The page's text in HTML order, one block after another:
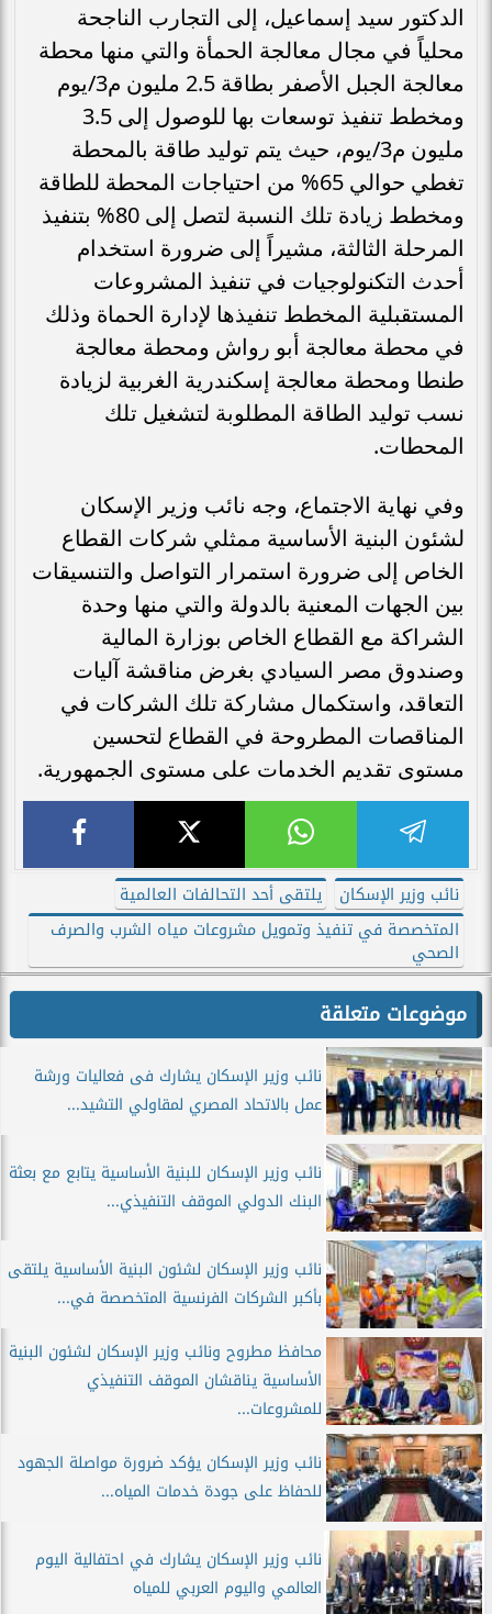
الدكتور سيد إسماعيل، إلى التجارب الناجحة
محلياً في مجال معالجة الحمأة والتي منها محطة
معالجة الجبل الأصفر بطاقة 2.5 مليون م3/يوم
ومخطط تنفيذ توسعات بها للوصول إلى 3.5
مليون م3/يوم، حيث يتم توليد طاقة بالمحطة
تغطي حوالي 65% من احتياجات المحطة للطاقة
ومخطط زيادة تلك النسبة لتصل إلى 80% بتنفيذ
المرحلة الثالثة، مشيراً إلى ضرورة استخدام
أحدث التكنولوجيات في تنفيذ المشروعات
المستقبلية المخطط تنفيذها لإدارة الحماة وذلك
في محطة معالجة أبو رواش ومحطة معالجة
طنطا ومحطة معالجة إسكندرية الغربية لزيادة
نسب توليد الطاقة المطلوبة لتشغيل تلك
المحطات.
وفي نهاية الاجتماع، وجه نائب وزير الإسكان
لشئون البنية الأساسية ممثلي شركات القطاع
الخاص إلى ضرورة استمرار التواصل والتنسيقات
بين الجهات المعنية بالدولة والتي منها وحدة
الشراكة مع القطاع الخاص بوزارة المالية
وصندوق مصر السيادي بغرض مناقشة آليات
التعاقد، واستكمال مشاركة تلك الشركات في
المناقصات المطروحة في القطاع لتحسين
مستوى تقديم الخدمات على مستوى الجمهورية.
نائب وزير الإسكان
يلتقى أحد التحالفات العالمية
المتخصصة في تنفيذ وتمويل مشروعات مياه الشرب والصرف
الصحي
موضوعات متعلقة
نائب وزير الإسكان يشارك فى فعاليات ورشة
عمل بالاتحاد المصري لمقاولي التشيد...
نائب وزير الإسكان للبنية الأساسية يتابع مع بعثة
البنك الدولي الموقف التنفيذي...
نائب وزير الإسكان لشئون البنية الأساسية يلتقى
بأكبر الشركات الفرنسية المتخصصة في...
محافظ مطروح ونائب وزير الإسكان لشئون البنية
الأساسية يناقشان الموقف التنفيذي
للمشروعات...
نائب وزير الإسكان يؤكد ضرورة مواصلة الجهود
للحفاظ على جودة خدمات المياه...
نائب وزير الإسكان يشارك في احتفالية اليوم
العالمي واليوم العربي للمياه